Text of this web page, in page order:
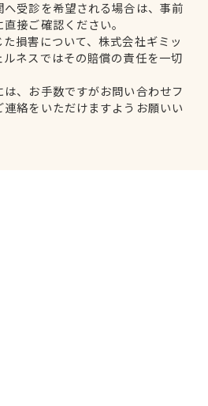
受診を希望される場合は、事前
接ご確認ください。
損害について、株式会社ギミッ
ネスではその賠償の責任を一切
、お手数ですがお問い合わせフ
絡をいただけますようお願いい